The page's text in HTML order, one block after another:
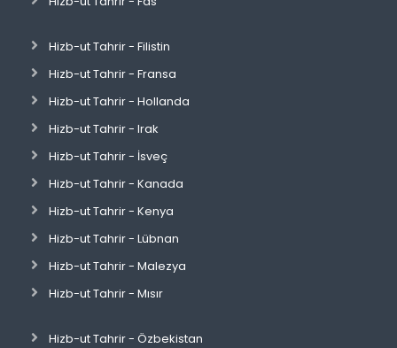
Hizb-ut Tahrir - Filistin
Hizb-ut Tahrir - Fransa
Hizb-ut Tahrir - Hollanda
Hizb-ut Tahrir - Irak
Hizb-ut Tahrir - İsveç
Hizb-ut Tahrir - Kanada
Hizb-ut Tahrir - Kenya
Hizb-ut Tahrir - Lübnan
Hizb-ut Tahrir - Malezya
Hizb-ut Tahrir - Mısır
Hizb-ut Tahrir - Özbekistan